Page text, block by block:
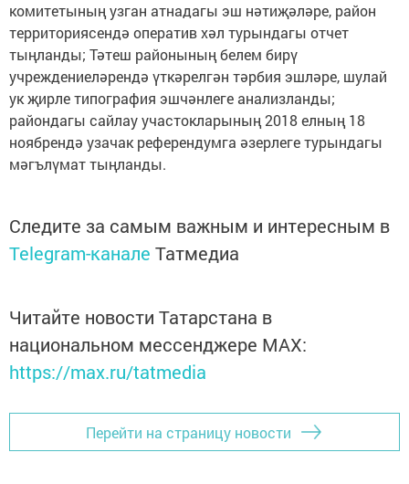
комитетының узган атнадагы эш нәтиҗәләре, район
территориясендә оператив хәл турындагы отчет
тыңланды; Тәтеш районының белем бирү
учреждениеләрендә үткәрелгән тәрбия эшләре, шулай
ук җирле типография эшчәнлеге анализланды;
райондагы сайлау участок­ларының 2018 елның 18
ноябрендә узачак референдумга әзерлеге турындагы
мәгълүмат тыңланды.
Следите за самым важным и интересным в
Telegram-канале Татмедиа
Читайте новости Татарстана в
национальном мессенджере MАХ:
https://max.ru/tatmedia
Перейти на страницу новости